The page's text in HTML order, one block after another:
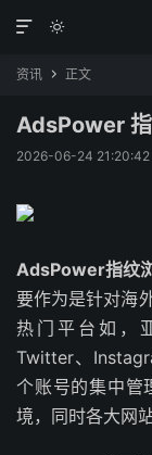


资讯  正文
AdsPower
2026-06-24 21:20:42
AdsPower指纹
要作为是针对海
热门平台如，
Twitter、
个账号的集中管
境，同时各大网